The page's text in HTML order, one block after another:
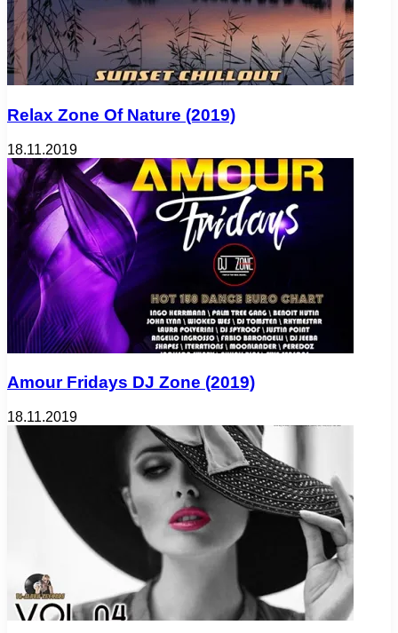
Relax Zone Of Nature (2019)
18.11.2019
Amour Fridays DJ Zone (2019)
18.11.2019